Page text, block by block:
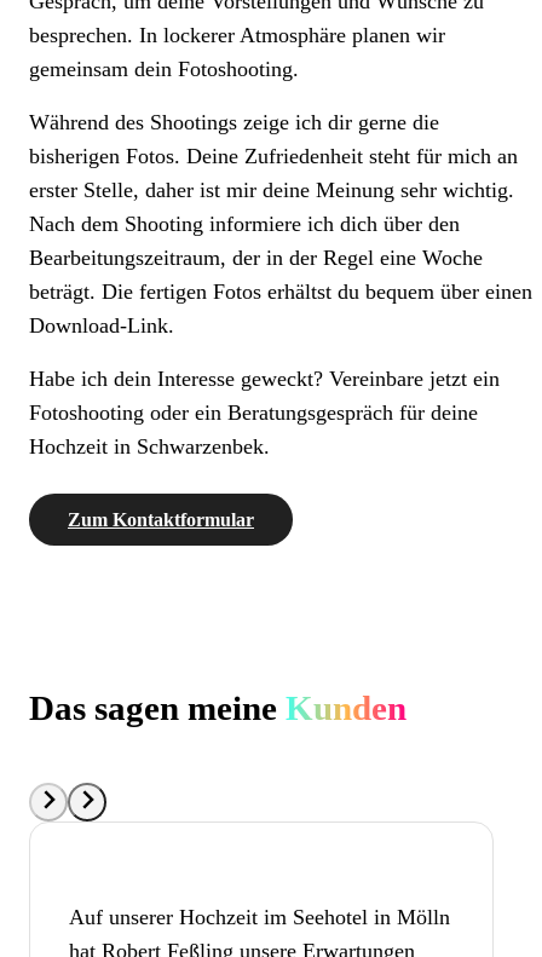
besprechen. In lockerer Atmosphäre planen wir
gemeinsam dein Fotoshooting.
Während des Shootings zeige ich dir gerne die
bisherigen Fotos. Deine Zufriedenheit steht für mich an
erster Stelle, daher ist mir deine Meinung sehr wichtig.
Nach dem Shooting informiere ich dich über den
Bearbeitungszeitraum, der in der Regel eine Woche
beträgt. Die fertigen Fotos erhältst du bequem über einen
Download-Link.
Habe ich dein Interesse geweckt? Vereinbare jetzt ein
Fotoshooting oder ein Beratungsgespräch für deine
Hochzeit in Schwarzenbek.
Zum Kontaktformular
Das sagen meine Kunden
Auf unserer Hochzeit im Seehotel in Mölln
hat Robert Feßling unsere Erwartungen